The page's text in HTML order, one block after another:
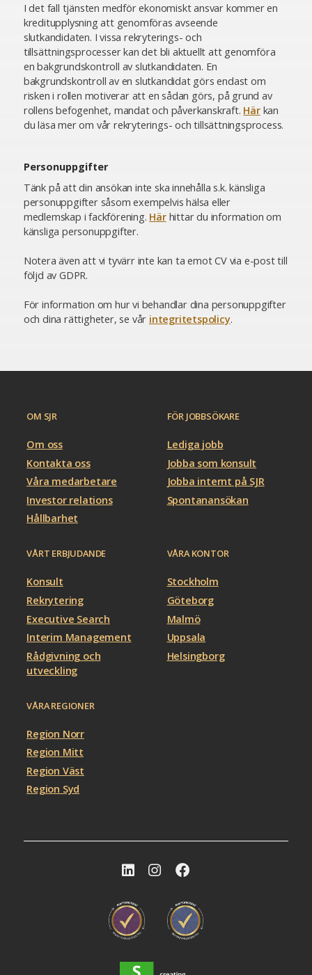
I det fall tjänsten medför ekonomiskt ansvar kommer en
kreditupplysning att genomföras avseende
slutkandidaten. I vissa rekryterings- och
tillsättningsprocesser kan det bli aktuellt att genomföra
en bakgrundskontroll av slutkandidaten. En
bakgrundskontroll av en slutkandidat görs endast om
risken i rollen motiverar att en sådan görs, på grund av
rollens befogenhet, mandat och påverkanskraft. Härkan
du läsa mer om vår rekryterings- och tillsättningsprocess.
Personuppgifter
Tänk på att din ansökan inte ska innehålla s.k. känsliga
personuppgifter såsom exempelvis hälsa eller
medlemskap i fackförening. Härhittar du information om
känsliga personuppgifter.
Notera även att vi tyvärr inte kan ta emot CV via e-post till
följd av GDPR.
För information om hur vi behandlar dina personuppgifter
och dina rättigheter, se vår integritetspolicy.
OM SJR
Om oss
Kontakta oss
Våra medarbetare
Investor relations
Hållbarhet
FÖR JOBBSÖKARE
Lediga jobb
Jobba som konsult
Jobba internt på SJR
Spontanansökan
VÅRT ERBJUDANDE
Konsult
Rekrytering
Executive Search
Interim Management
Rådgivning och
utveckling
VÅRA KONTOR
Stockholm
Göteborg
Malmö
Uppsala
Helsingborg
VÅRA REGIONER
Region Norr
Region Mitt
Region Väst
Region Syd